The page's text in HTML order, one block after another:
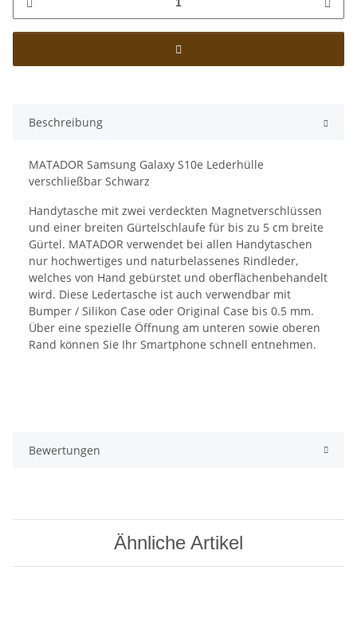
Beschreibung
MATADOR Samsung Galaxy S10e Lederhülle
verschließbar Schwarz
Handytasche mit zwei verdeckten Magnetverschlüssen
und einer breiten Gürtelschlaufe für bis zu 5 cm breite
Gürtel. MATADOR verwendet bei allen Handytaschen
nur hochwertiges und naturbelassenes Rindleder,
welches von Hand gebürstet und oberflächenbehandelt
wird. Diese Ledertasche ist auch verwendbar mit
Bumper / Silikon Case oder Original Case bis 0.5 mm.
Über eine spezielle Öffnung am unteren sowie oberen
Rand können Sie Ihr Smartphone schnell entnehmen.
Bewertungen
Ähnliche Artikel